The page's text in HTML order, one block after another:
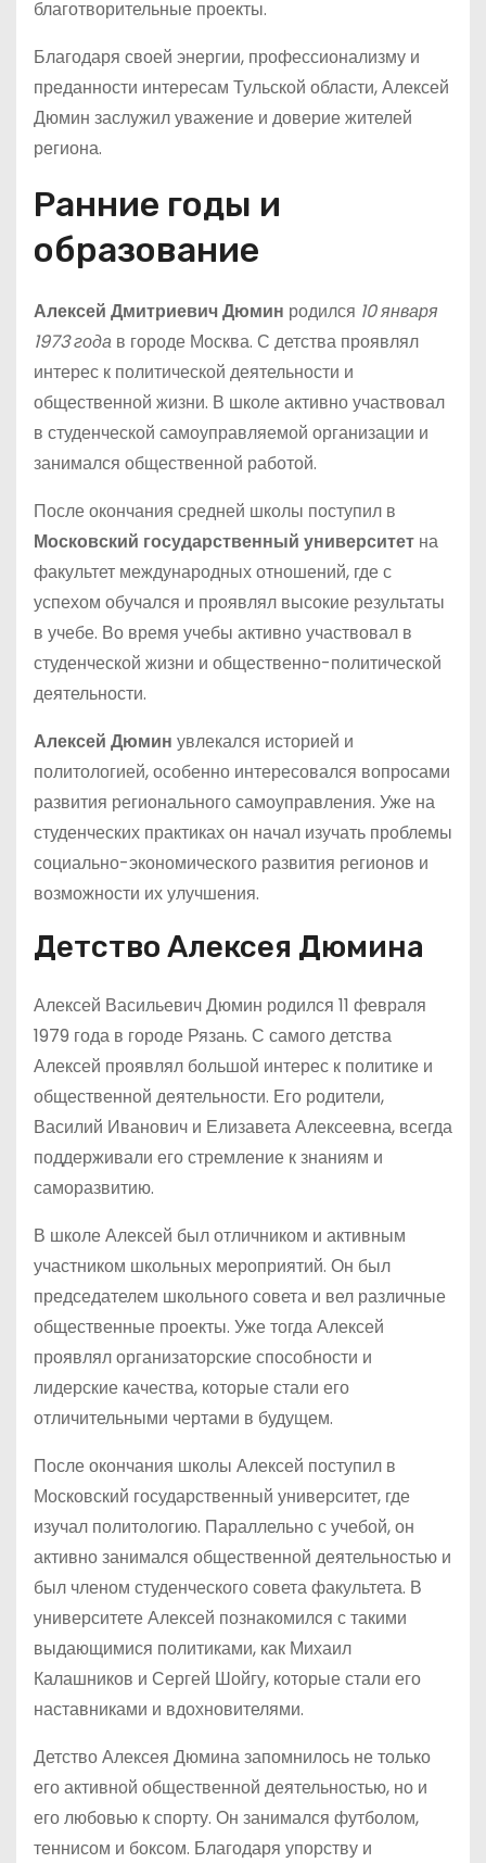
благотворительные проекты.
Благодаря своей энергии, профессионализму и
преданности интересам Тульской области, Алексей
Дюмин заслужил уважение и доверие жителей
региона.
Ранние годы и
образование
Алексей Дмитриевич Дюмин родился 10 января
1973 года в городе Москва. С детства проявлял
интерес к политической деятельности и
общественной жизни. В школе активно участвовал
в студенческой самоуправляемой организации и
занимался общественной работой.
После окончания средней школы поступил в
Московский государственный университет на
факультет международных отношений, где с
успехом обучался и проявлял высокие результаты
в учебе. Во время учебы активно участвовал в
студенческой жизни и общественно-политической
деятельности.
Алексей Дюмин увлекался историей и
политологией, особенно интересовался вопросами
развития регионального самоуправления. Уже на
студенческих практиках он начал изучать проблемы
социально-экономического развития регионов и
возможности их улучшения.
Детство Алексея Дюмина
Алексей Васильевич Дюмин родился 11 февраля
1979 года в городе Рязань. С самого детства
Алексей проявлял большой интерес к политике и
общественной деятельности. Его родители,
Василий Иванович и Елизавета Алексеевна, всегда
поддерживали его стремление к знаниям и
саморазвитию.
В школе Алексей был отличником и активным
участником школьных мероприятий. Он был
председателем школьного совета и вел различные
общественные проекты. Уже тогда Алексей
проявлял организаторские способности и
лидерские качества, которые стали его
отличительными чертами в будущем.
После окончания школы Алексей поступил в
Московский государственный университет, где
изучал политологию. Параллельно с учебой, он
активно занимался общественной деятельностью и
был членом студенческого совета факультета. В
университете Алексей познакомился с такими
выдающимися политиками, как Михаил
Калашников и Сергей Шойгу, которые стали его
наставниками и вдохновителями.
Детство Алексея Дюмина запомнилось не только
его активной общественной деятельностью, но и
его любовью к спорту. Он занимался футболом,
теннисом и боксом. Благодаря упорству и